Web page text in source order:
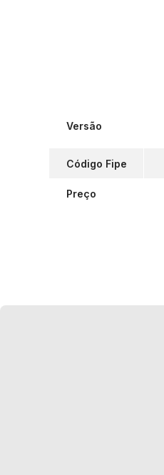
Versão
Código Fipe
Preço